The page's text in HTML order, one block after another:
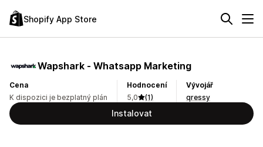
Shopify App Store
Wapshark ‑ Whatsapp Marketing
Cena
K dispozici je bezplatný plán
Hodnocení
5,0
(1)
Vývojář
qressy
Instalovat